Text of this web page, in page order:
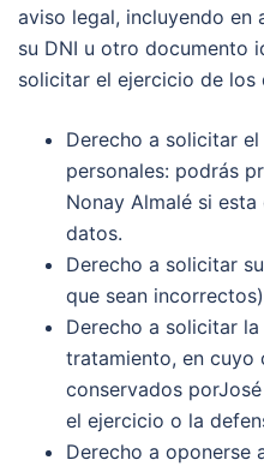
aviso legal, incluyendo
su DNI u otro documento
solicitar el ejercicio de los
Derecho a solicitar
personales: podrás
Nonay Almalé si
datos.
Derecho a solicitar
que sean
Derecho a solicitar
tratamiento, en cuyo
conservados
el ejercicio o la
Derecho a oponerse